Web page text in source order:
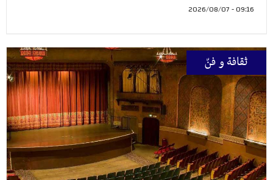
09:16 - 2026/08/07
ثقافة و فنّ